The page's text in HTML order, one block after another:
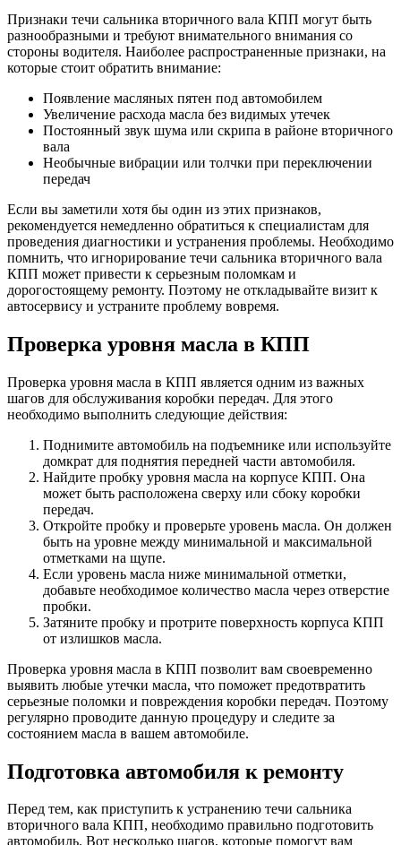
Признаки течи сальника вторичного вала КПП могут быть
разнообразными и требуют внимательного внимания со
стороны водителя. Наиболее распространенные признаки, на
которые стоит обратить внимание:
Появление масляных пятен под автомобилем
Увеличение расхода масла без видимых утечек
Постоянный звук шума или скрипа в районе вторичного
вала
Необычные вибрации или толчки при переключении
передач
Если вы заметили хотя бы один из этих признаков,
рекомендуется немедленно обратиться к специалистам для
проведения диагностики и устранения проблемы. Необходимо
помнить, что игнорирование течи сальника вторичного вала
КПП может привести к серьезным поломкам и
дорогостоящему ремонту. Поэтому не откладывайте визит к
автосервису и устраните проблему вовремя.
Проверка уровня масла в КПП
Проверка уровня масла в КПП является одним из важных
шагов для обслуживания коробки передач. Для этого
необходимо выполнить следующие действия:
Поднимите автомобиль на подъемнике или используйте
домкрат для поднятия передней части автомобиля.
Найдите пробку уровня масла на корпусе КПП. Она
может быть расположена сверху или сбоку коробки
передач.
Откройте пробку и проверьте уровень масла. Он должен
быть на уровне между минимальной и максимальной
отметками на щупе.
Если уровень масла ниже минимальной отметки,
добавьте необходимое количество масла через отверстие
пробки.
Затяните пробку и протрите поверхность корпуса КПП
от излишков масла.
Проверка уровня масла в КПП позволит вам своевременно
выявить любые утечки масла, что поможет предотвратить
серьезные поломки и повреждения коробки передач. Поэтому
регулярно проводите данную процедуру и следите за
состоянием масла в вашем автомобиле.
Подготовка автомобиля к ремонту
Перед тем, как приступить к устранению течи сальника
вторичного вала КПП, необходимо правильно подготовить
автомобиль. Вот несколько шагов, которые помогут вам